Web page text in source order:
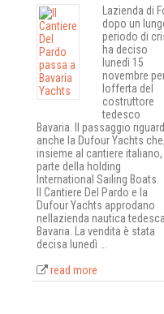
Lazienda di
dopo un
periodo di
ha deciso
lunedì 15
novembre
lofferta del
costruttore
tedesco
Bavaria. Il passaggio
anche la Dufour Yachts che,
insieme al cantiere
parte della holding
International Sailing Boats.
Il Cantiere Del Pardo e la
Dufour Yachts approdano
nellazienda nautica tedesca
Bavaria. La vendita è stata
decisa lunedì ...
read more